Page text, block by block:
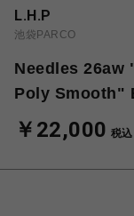
L.H.P
池袋PARCO
Needles 26aw
Poly Smooth"
￥22,000 税込